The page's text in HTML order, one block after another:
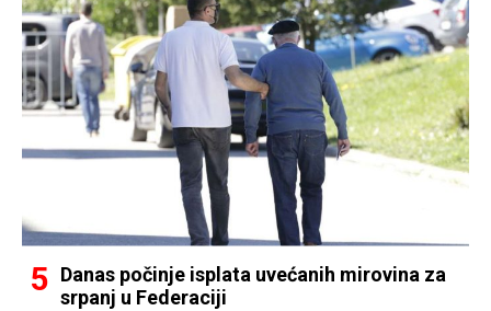
Danas počinje isplata uvećanih mirovina za
srpanj u Federaciji